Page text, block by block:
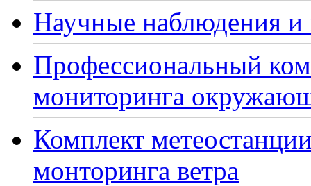
Научные наблюдения и
Профессиональный
мониторинга
Комплект
монторинга ветра